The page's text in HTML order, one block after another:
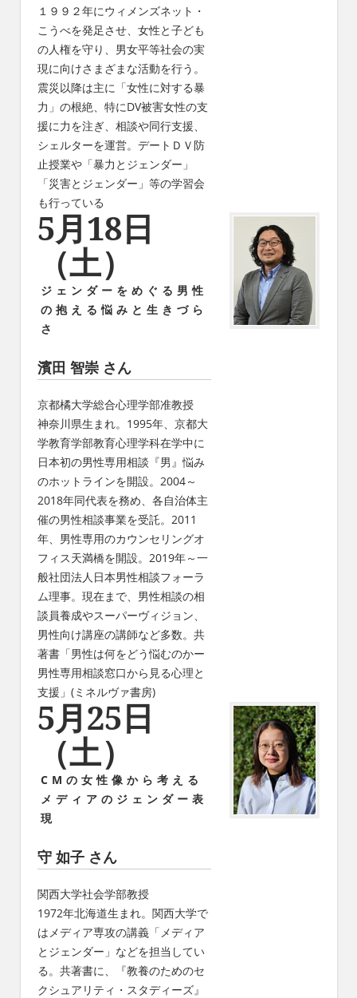
１９９２年にウィメンズネット・
こうべを発足させ、女性と子ども
の人権を守り、男女平等社会の実
現に向けさまざまな活動を行う。
震災以降は主に「女性に対する暴
力」の根絶、特にDV被害女性の支
援に力を注ぎ、相談や同行支援、
シェルターを運営。デートＤＶ防
止授業や「暴力とジェンダー」
「災害とジェンダー」等の学習会
も行っている
5月18日
（土）
ジェンダーをめぐる男性
の抱える悩みと生きづら
さ
濱田 智崇 さん
京都橘大学総合心理学部准教授
神奈川県生まれ。1995年、京都大
学教育学部教育心理学科在学中に
日本初の男性専用相談『男』悩み
のホットラインを開設。2004～
2018年同代表を務め、各自治体主
催の男性相談事業を受託。2011
年、男性専用のカウンセリングオ
フィス天満橋を開設。2019年～一
般社団法人日本男性相談フォーラ
ム理事。現在まで、男性相談の相
談員養成やスーパーヴィジョン、
男性向け講座の講師など多数。共
著書「男性は何をどう悩むのかー
男性専用相談窓口から見る心理と
支援」(ミネルヴァ書房)
5月25日
（土）
CMの女性像から考える
メディアのジェンダー表
現
守 如子 さん
関西大学社会学部教授
1972年北海道生まれ。関西大学で
はメディア専攻の講義「メディア
とジェンダー」などを担当してい
る。共著書に、『教養のためのセ
クシュアリティ・スタディーズ』